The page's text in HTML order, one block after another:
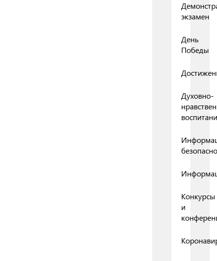
экзамен
День
Победы
Духовно-
Конкурсы
и